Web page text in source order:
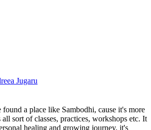
Jugaru
a place like Sambodhi, cause it's more
sort of classes, practices, workshops etc. It
healing and growing journey, it's